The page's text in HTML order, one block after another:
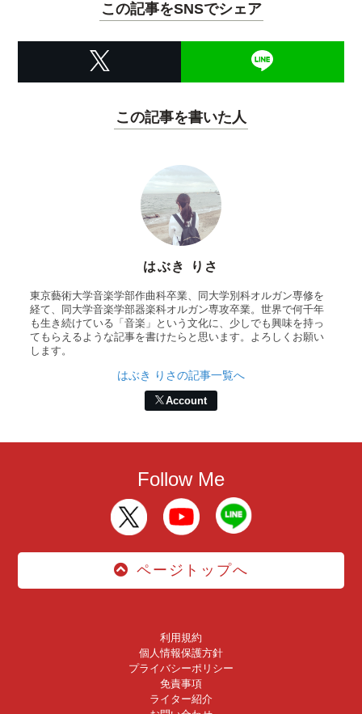
この記事をSNSでシェア
この記事を書いた人
はぶき りさ
東京藝術大学音楽学部作曲科卒業、同大学別科オルガン専修を
経て、同大学音楽学部器楽科オルガン専攻卒業。世界で何千年
も生き続けている「音楽」という文化に、少しでも興味を持っ
てもらえるような記事を書けたらと思います。よろしくお願い
します。
はぶき りさの記事一覧へ
Account
Follow Me
ページトップへ
利用規約
個人情報保護方針
プライバシーポリシー
免責事項
ライター紹介